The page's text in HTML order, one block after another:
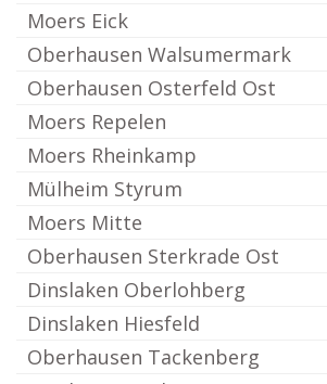
Moers Eick
Oberhausen Walsumermark
Oberhausen Osterfeld Ost
Moers Repelen
Moers Rheinkamp
Mülheim Styrum
Moers Mitte
Oberhausen Sterkrade Ost
Dinslaken Oberlohberg
Dinslaken Hiesfeld
Oberhausen Tackenberg